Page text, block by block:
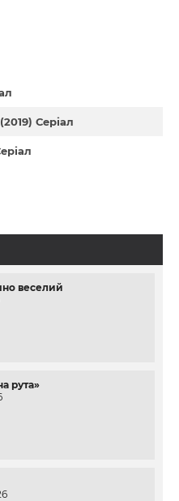
Серіал
веселий
рута»